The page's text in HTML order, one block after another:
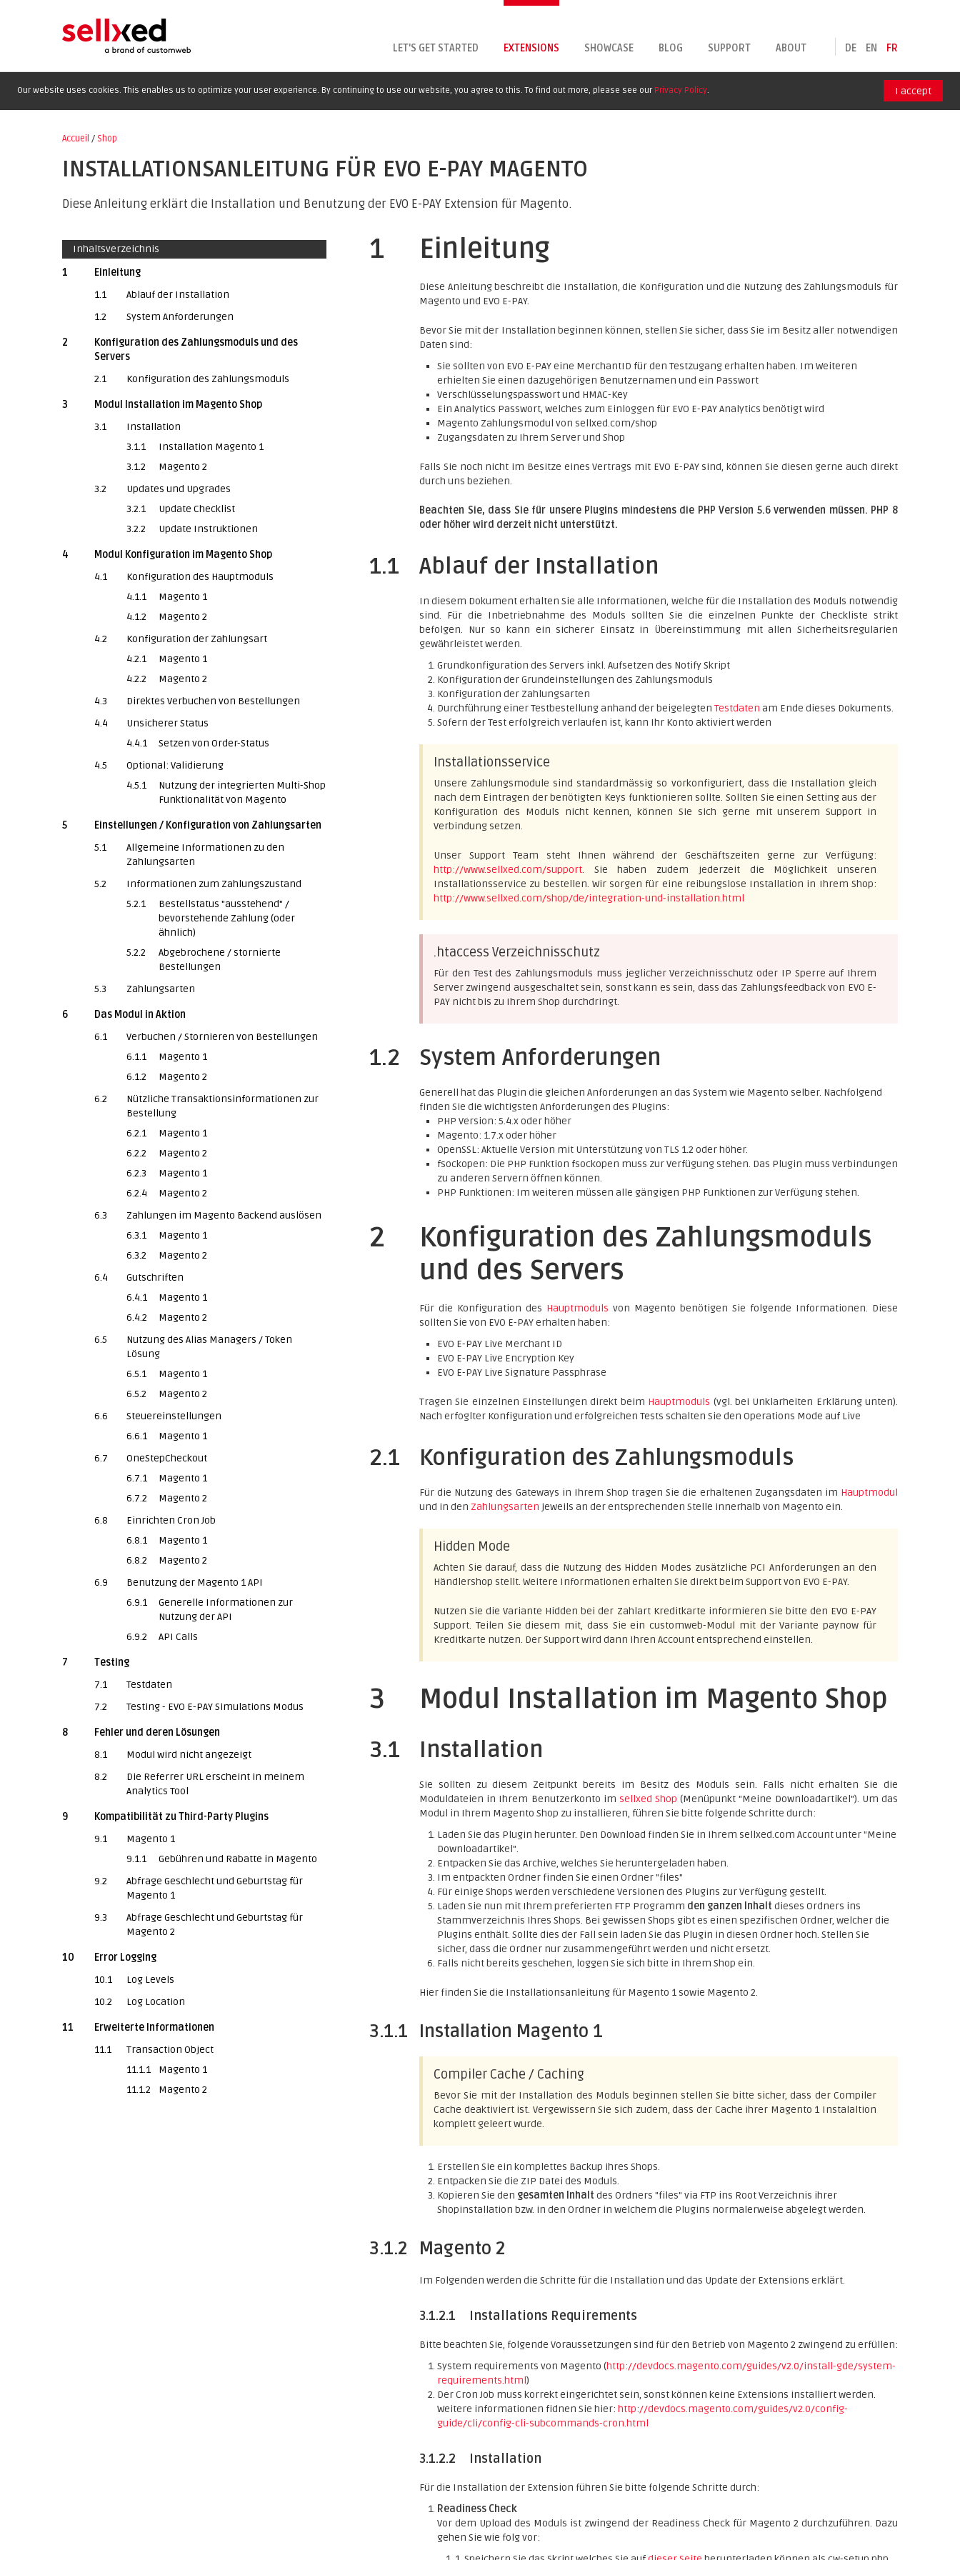
DE EN FR
LET'S GET STARTED EXTENSIONS SHOWCASE BLOG SUPPORT ABOUT
Our website uses cookies. This enables us to optimize your user experience. By continuing to use our website, you agree to this. To find out more, please see our Privacy Policy. I accept
Accueil / Shop
INSTALLATIONSANLEITUNG FÜR EVO E-PAY MAGENTO
Diese Anleitung erklärt die Installation und Benutzung der EVO E-PAY Extension für Magento.
Inhaltsverzeichnis
1
Einleitung
1.1
Ablauf der Installation
1.2
System Anforderungen
2
Konfiguration des Zahlungsmoduls und des
Servers
2.1
Konfiguration des Zahlungsmoduls
3
Modul Installation im Magento Shop
3.1
Installation
3.1.1
Installation Magento 1
3.1.2
Magento 2
3.2
Updates und Upgrades
3.2.1
Update Checklist
3.2.2
Update Instruktionen
4
Modul Konfiguration im Magento Shop
4.1
Konfiguration des Hauptmoduls
4.1.1
Magento 1
4.1.2
Magento 2
4.2
Konfiguration der Zahlungsart
4.2.1
Magento 1
4.2.2
Magento 2
4.3
Direktes Verbuchen von Bestellungen
4.4
Unsicherer Status
4.4.1
Setzen von Order-Status
4.5
Optional: Validierung
4.5.1
Nutzung der integrierten Multi-Shop
Funktionalität von Magento
5
Einstellungen / Konfiguration von Zahlungsarten
5.1
Allgemeine Informationen zu den
Zahlungsarten
5.2
Informationen zum Zahlungszustand
5.2.1
Bestellstatus "ausstehend" /
bevorstehende Zahlung (oder
ähnlich)
5.2.2
Abgebrochene / stornierte
Bestellungen
5.3
Zahlungsarten
6
Das Modul in Aktion
6.1
Verbuchen / Stornieren von Bestellungen
6.1.1
Magento 1
6.1.2
Magento 2
6.2
Nützliche Transaktionsinformationen zur
Bestellung
6.2.1
Magento 1
6.2.2
Magento 2
6.2.3
Magento 1
6.2.4
Magento 2
6.3
Zahlungen im Magento Backend auslösen
6.3.1
Magento 1
6.3.2
Magento 2
6.4
Gutschriften
6.4.1
Magento 1
6.4.2
Magento 2
6.5
Nutzung des Alias Managers / Token
Lösung
6.5.1
Magento 1
6.5.2
Magento 2
6.6
Steuereinstellungen
6.6.1
Magento 1
6.7
OneStepCheckout
6.7.1
Magento 1
6.7.2
Magento 2
6.8
Einrichten Cron Job
6.8.1
Magento 1
6.8.2
Magento 2
6.9
Benutzung der Magento 1 API
6.9.1
Generelle Informationen zur
Nutzung der API
6.9.2
API Calls
7
Testing
7.1
Testdaten
7.2
Testing - EVO E-PAY Simulations Modus
8
Fehler und deren Lösungen
8.1
Modul wird nicht angezeigt
8.2
Die Referrer URL erscheint in meinem
Analytics Tool
9
Kompatibilität zu Third-Party Plugins
9.1
Magento 1
9.1.1
Gebühren und Rabatte in Magento
9.2
Abfrage Geschlecht und Geburtstag für
Magento 1
9.3
Abfrage Geschlecht und Geburtstag für
Magento 2
10
Error Logging
10.1
Log Levels
10.2
Log Location
11
Erweiterte Informationen
11.1
Transaction Object
11.1.1
Magento 1
11.1.2
Magento 2
1 Einleitung
Diese Anleitung beschreibt die Installation, die Konfiguration und die Nutzung des Zahlungsmoduls für
Magento und EVO E-PAY.
Bevor Sie mit der Installation beginnen können, stellen Sie sicher, dass Sie im Besitz aller notwendigen
Daten sind:
Sie sollten von EVO E-PAY eine MerchantID für den Testzugang erhalten haben. Im Weiteren
erhielten Sie einen dazugehörigen Benutzernamen und ein Passwort
Verschlüsselungspasswort und HMAC-Key
Ein Analytics Passwort, welches zum Einloggen für EVO E-PAY Analytics benötigt wird
Magento Zahlungsmodul von sellxed.com/shop
Zugangsdaten zu Ihrem Server und Shop
Falls Sie noch nicht im Besitze eines Vertrags mit EVO E-PAY sind, können Sie diesen gerne auch direkt
durch uns beziehen.
Beachten Sie, dass Sie für unsere Plugins mindestens die PHP Version 5.6 verwenden müssen. PHP 8
oder höher wird derzeit nicht unterstützt.
1.1 Ablauf der Installation
In diesem Dokument erhalten Sie alle Informationen, welche für die Installation des Moduls notwendig
sind. Für die Inbetriebnahme des Moduls sollten Sie die einzelnen Punkte der Checkliste strikt
befolgen. Nur so kann ein sicherer Einsatz in Übereinstimmung mit allen Sicherheitsregularien
gewährleistet werden.
Grundkonfiguration des Servers inkl. Aufsetzen des Notify Skript
Konfiguration der Grundeinstellungen des Zahlungsmoduls
Konfiguration der Zahlungsarten
Durchführung einer Testbestellung anhand der beigelegten Testdaten am Ende dieses Dokuments.
Sofern der Test erfolgreich verlaufen ist, kann Ihr Konto aktiviert werden
Installationsservice
Unsere Zahlungsmodule sind standardmässig so vorkonfiguriert, dass die Installation gleich
nach dem Eintragen der benötigten Keys funktionieren sollte. Sollten Sie einen Setting aus der
Konfiguration des Moduls nicht kennen, können Sie sich gerne mit unserem Support in
Verbindung setzen.
Unser Support Team steht Ihnen während der Geschäftszeiten gerne zur Verfügung:
http://www.sellxed.com/support. Sie haben zudem jederzeit die Möglichkeit unseren
Installationsservice zu bestellen. Wir sorgen für eine reibungslose Installation in Ihrem Shop:
http://www.sellxed.com/shop/de/integration-und-installation.html
.htaccess Verzeichnisschutz
Für den Test des Zahlungsmoduls muss jeglicher Verzeichnisschutz oder IP Sperre auf Ihrem
Server zwingend ausgeschaltet sein, sonst kann es sein, dass das Zahlungsfeedback von EVO E-
PAY nicht bis zu Ihrem Shop durchdringt.
1.2 System Anforderungen
Generell hat das Plugin die gleichen Anforderungen an das System wie Magento selber. Nachfolgend
finden Sie die wichtigsten Anforderungen des Plugins:
PHP Version: 5.4.x oder höher
Magento: 1.7.x oder höher
OpenSSL: Aktuelle Version mit Unterstützung von TLS 1.2 oder höher.
fsockopen: Die PHP Funktion fsockopen muss zur Verfügung stehen. Das Plugin muss Verbindungen
zu anderen Servern öffnen können.
PHP Funktionen: Im weiteren müssen alle gängigen PHP Funktionen zur Verfügung stehen.
2
Konfiguration des Zahlungsmoduls
und des Servers
Für die Konfiguration des Hauptmoduls von Magento benötigen Sie folgende Informationen. Diese
sollten Sie von EVO E-PAY erhalten haben:
EVO E-PAY Live Merchant ID
EVO E-PAY Live Encryption Key
EVO E-PAY Live Signature Passphrase
Tragen Sie einzelnen Einstellungen direkt beim Hauptmoduls (vgl. bei Unklarheiten Erklärung unten).
Nach erfoglter Konfiguration und erfolgreichen Tests schalten Sie den Operations Mode auf Live
2.1 Konfiguration des Zahlungsmoduls
Für die Nutzung des Gateways in Ihrem Shop tragen Sie die erhaltenen Zugangsdaten im Hauptmodul
und in den Zahlungsarten jeweils an der entsprechenden Stelle innerhalb von Magento ein.
Hidden Mode
Achten Sie darauf, dass die Nutzung des Hidden Modes zusätzliche PCI Anforderungen an den
Händlershop stellt. Weitere Informationen erhalten Sie direkt beim Support von EVO E-PAY.
Nutzen Sie die Variante Hidden bei der Zahlart Kreditkarte informieren Sie bitte den EVO E-PAY
Support. Teilen Sie diesem mit, dass Sie ein customweb-Modul mit der Variante paynow für
Kreditkarte nutzen. Der Support wird dann Ihren Account entsprechend einstellen.
3 Modul Installation im Magento Shop
3.1 Installation
Sie sollten zu diesem Zeitpunkt bereits im Besitz des Moduls sein. Falls nicht erhalten Sie die
Moduldateien in Ihrem Benutzerkonto im sellxed Shop (Menüpunkt "Meine Downloadartikel"). Um das
Modul in Ihrem Magento Shop zu installieren, führen Sie bitte folgende Schritte durch:
Laden Sie das Plugin herunter. Den Download finden Sie in Ihrem sellxed.com Account unter "Meine
Downloadartikel".
Entpacken Sie das Archive, welches Sie heruntergeladen haben.
Im entpackten Ordner finden Sie einen Ordner "files"
Für einige Shops werden verschiedene Versionen des Plugins zur Verfügung gestellt.
Laden Sie nun mit Ihrem preferierten FTP Programm den ganzen Inhalt dieses Ordners ins
Stammverzeichnis Ihres Shops. Bei gewissen Shops gibt es einen spezifischen Ordner, welcher die
Plugins enthält. Sollte dies der Fall sein laden Sie das Plugin in diesen Ordner hoch. Stellen Sie
sicher, dass die Ordner nur zusammengeführt werden und nicht ersetzt.
Falls nicht bereits geschehen, loggen Sie sich bitte in Ihrem Shop ein.
Hier finden Sie die Installationsanleitung für Magento 1 sowie Magento 2.
3.1.1 Installation Magento 1
Compiler Cache / Caching
Bevor Sie mit der Installation des Moduls beginnen stellen Sie bitte sicher, dass der Compiler
Cache deaktiviert ist. Vergewissern Sie sich zudem, dass der Cache ihrer Magento 1 Instalaltion
komplett geleert wurde.
Erstellen Sie ein komplettes Backup ihres Shops.
Entpacken Sie die ZIP Datei des Moduls.
Kopieren Sie den gesamten Inhalt des Ordners "files" via FTP ins Root Verzeichnis ihrer
Shopinstallation bzw. in den Ordner in welchem die Plugins normalerweise abgelegt werden.
3.1.2 Magento 2
Im Folgenden werden die Schritte für die Installation und das Update der Extensions erklärt.
3.1.2.1 Installations Requirements
Bitte beachten Sie, folgende Voraussetzungen sind für den Betrieb von Magento 2 zwingend zu erfüllen:
System requirements von Magento (http://devdocs.magento.com/guides/v2.0/install-gde/system-
requirements.html)
Der Cron Job muss korrekt eingerichtet sein, sonst können keine Extensions installiert werden.
Weitere informationen fidnen Sie hier: http://devdocs.magento.com/guides/v2.0/config-
guide/cli/config-cli-subcommands-cron.html
3.1.2.2 Installation
Für die Installation der Extension führen Sie bitte folgende Schritte durch:
Readiness Check
Vor dem Upload des Moduls ist zwingend der Readiness Check für Magento 2 durchzuführen. Dazu
gehen Sie wie folg vor: